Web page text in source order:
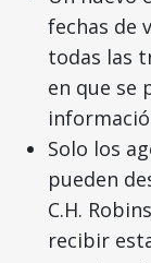
fechas de
todas las
en que se
Solo los
pueden
C.H.
recibir